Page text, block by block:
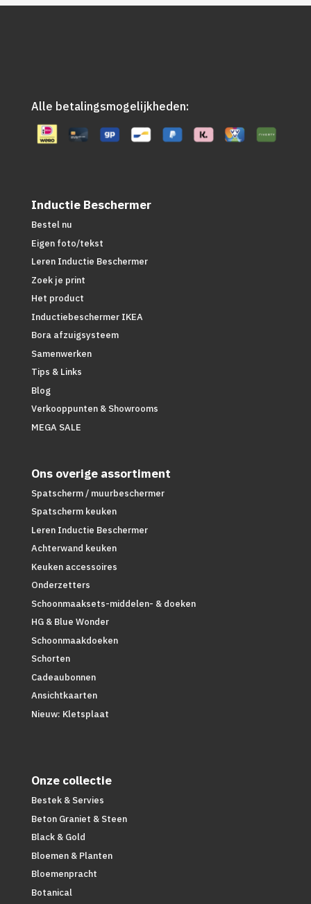
Alle betalingsmogelijkheden:
Inductie Beschermer
Bestel nu
Eigen foto/tekst
Leren Inductie Beschermer
Zoek je print
Het product
Inductiebeschermer IKEA
Bora afzuigsysteem
Samenwerken
Tips & Links
Blog
Verkooppunten & Showrooms
MEGA SALE
Ons overige assortiment
Spatscherm / muurbeschermer
Spatscherm keuken
Leren Inductie Beschermer
Achterwand keuken
Keuken accessoires
Onderzetters
Schoonmaaksets-middelen- & doeken
HG & Blue Wonder
Schoonmaakdoeken
Schorten
Cadeaubonnen
Ansichtkaarten
Nieuw: Kletsplaat
Onze collectie
Bestek & Servies
Beton Graniet & Steen
Black & Gold
Bloemen & Planten
Bloemenpracht
Botanical